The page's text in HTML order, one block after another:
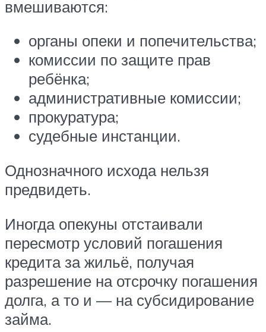
вмешиваются:
органы опеки и попечительства;
комиссии по защите прав
ребёнка;
административные комиссии;
прокуратура;
судебные инстанции.
Однозначного исхода нельзя
предвидеть.
Иногда опекуны отстаивали
пересмотр условий погашения
кредита за жильё, получая
разрешение на отсрочку погашения
долга, а то и — на субсидирование
займа.